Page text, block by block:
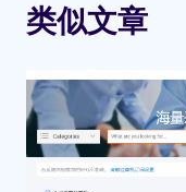
类似文章